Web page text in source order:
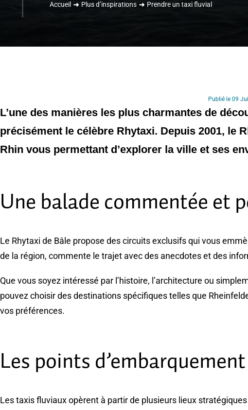
Accueil Plus d’inspirations Prendre un taxi fluvial
Publié le 09
L’une des manières les plus charmantes de
précisément le célèbre Rhytaxi. Depuis 2001, le
Rhin vous permettant d’explorer la ville et ses
Une balade commentée et
Le Rhytaxi de Bâle propose des circuits exclusifs qui vous
de la région, commente le trajet avec des anecdotes et des
Que vous soyez intéressé par l’histoire, l’architecture ou
pouvez choisir des destinations spécifiques telles que
vos préférences.
Les points d’embarquement
Les taxis fluviaux opèrent à partir de plusieurs lieux